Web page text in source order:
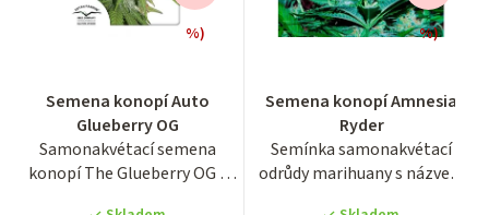
Semena konopí Auto
Glueberry OG
Samonakvétací semena
konopí The Glueberry OG z
hodnocení
produktu
je
3,9
z
%)
Semena konopí Amnesia
Ryder
Semínka samonakvétací
odrůdy marihuany s názvem
hodnocení
produktu
je
3,7
z
%)